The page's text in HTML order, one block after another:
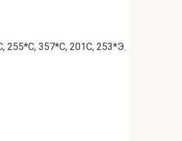
255*С, 357*С, 201С, 253*Э.